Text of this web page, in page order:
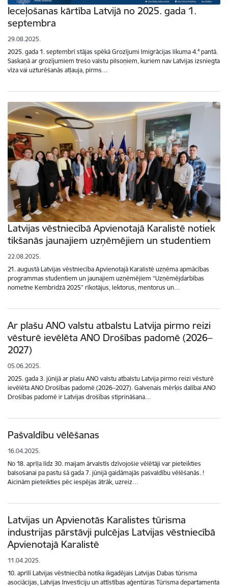
Ieceļošanas kārtība Latvijā no 2025. gada 1.
septembra
29.08.2025.
2025. gada 1. septembrī stājas spēkā Grozījumi Imigrācijas likuma 4.⁴ pantā.
Saskaņā ar grozījumiem trešo valstu pilsoņiem, kuriem nav Latvijas izsniegta
vīza vai uzturēšanās atļauja, pirms…
Latvijas vēstniecībā Apvienotajā Karalistē notiek
tikšanās jaunajiem uzņēmējiem un studentiem
22.08.2025.
21. augustā Latvijas vēstniecība Apvienotajā Karalistē uzņēma apmācības
programmas studentiem un jaunajiem uzņēmējiem “Uzņēmējdarbības
nometne Kembridžā 2025” rīkotājus, lektorus, mentorus un…
Ar plašu ANO valstu atbalstu Latvija pirmo reizi
vēsturē ievēlēta ANO Drošības padomē (2026–
2027)
05.06.2025.
2025. gada 3. jūnijā ar plašu ANO valstu atbalstu Latvija pirmo reizi vēsturē
ievēlēta ANO Drošības padomē (2026–2027). Galvenais mērķis dalībai ANO
Drošības padomē ir Latvijas drošības stiprināšana…
Pašvaldību vēlēšanas
16.04.2025.
No 18. aprīļa līdz 30. maijam ārvalstīs dzīvojošie vēlētāji var pieteikties
balsošanai pa pastu šā gada 7. jūnijā gaidāmajās pašvaldību vēlēšanās. !
Aicinām pieteikties pēc iespējas ātrāk, uzreiz…
Latvijas un Apvienotās Karalistes tūrisma
industrijas pārstāvji pulcējas Latvijas vēstniecībā
Apvienotajā Karalistē
11.04.2025.
10. aprīlī Latvijas vēstniecībā notika ikgadējais Latvijas Dabas tūrisma
asociācijas, Latvijas Investīciju un attīstības aģentūras Tūrisma departamenta